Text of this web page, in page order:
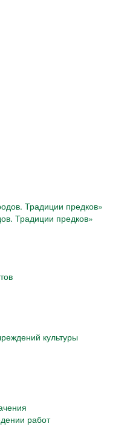
Традиции предков»
культуры
работ